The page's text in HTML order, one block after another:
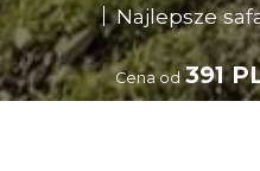
Najlepsze
Cena od 391